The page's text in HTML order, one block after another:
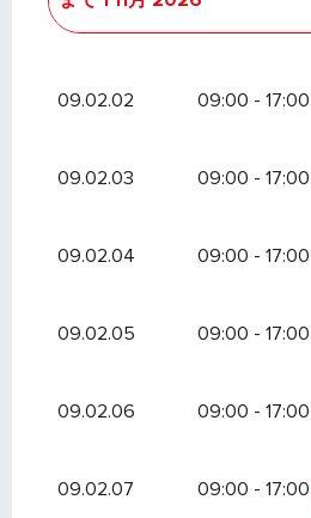
09.02.02 09:00 - 17:00
09.02.03 09:00 - 17:00
09.02.04 09:00 - 17:00
09.02.05 09:00 - 17:00
09.02.06 09:00 - 17:00
09.02.07 09:00 - 17:00